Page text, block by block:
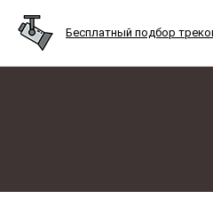
Бесплатный подбор